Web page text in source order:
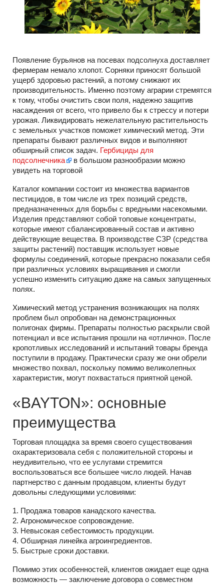
Появление бурьянов на посевах подсолнуха доставляет
фермерам немало хлопот. Сорняки приносят большой
ущерб здоровью растений, а потому снижают их
производительность. Именно поэтому аграрии стремятся
к тому, чтобы очистить свои поля, надежно защитив
насаждения от всего, что привело бы к стрессу и потери
урожая. Ликвидировать нежелательную растительность
с земельных участков поможет химический метод. Эти
препараты бывают различных видов и выполняют
обширный список задач. Гербициды для
подсолнечника
в большом разнообразии можно
увидеть на торговой
Каталог компании состоит из множества вариантов
пестицидов, в том числе из трех позиций средств,
предназначенных для борьбы с вредными насекомыми.
Изделия представляют собой топовые концентраты,
которые имеют сбалансированный состав и активно
действующие вещества. В производстве СЗР (средства
защиты растений) поставщик использует новые
формулы соединений, которые прекрасно показали себя
при различных условиях выращивания и смогли
успешно изменить ситуацию даже на самых запущенных
полях.
Химический метод устранения возникающих на полях
проблем был опробован на демонстрационных
полигонах фирмы. Препараты полностью раскрыли свой
потенциал и все испытания прошли на «‎отлично». После
кропотливых исследований и испытаний товары бренда
поступили в продажу. Практически сразу же они обрели
множество похвал, поскольку помимо великолепных
характеристик, могут похвастаться приятной ценой.
«‎BAYTON»: основные
преимущества
Торговая площадка за время своего существования
охарактеризовала себя с положительной стороны и
неудивительно, что ее услугами стремится
воспользоваться все большее число людей. Начав
партнерство с данным продавцом, клиенты будут
довольны следующими условиями:
1. Продажа товаров канадского качества.
2. Агрономическое сопровождение.
3. Невысокая себестоимость продукции.
4. Обширная линейка агроингредиентов.
5. Быстрые сроки доставки.
Помимо этих особенностей, клиентов ожидает еще одна
возможность — заключение договора о совместном